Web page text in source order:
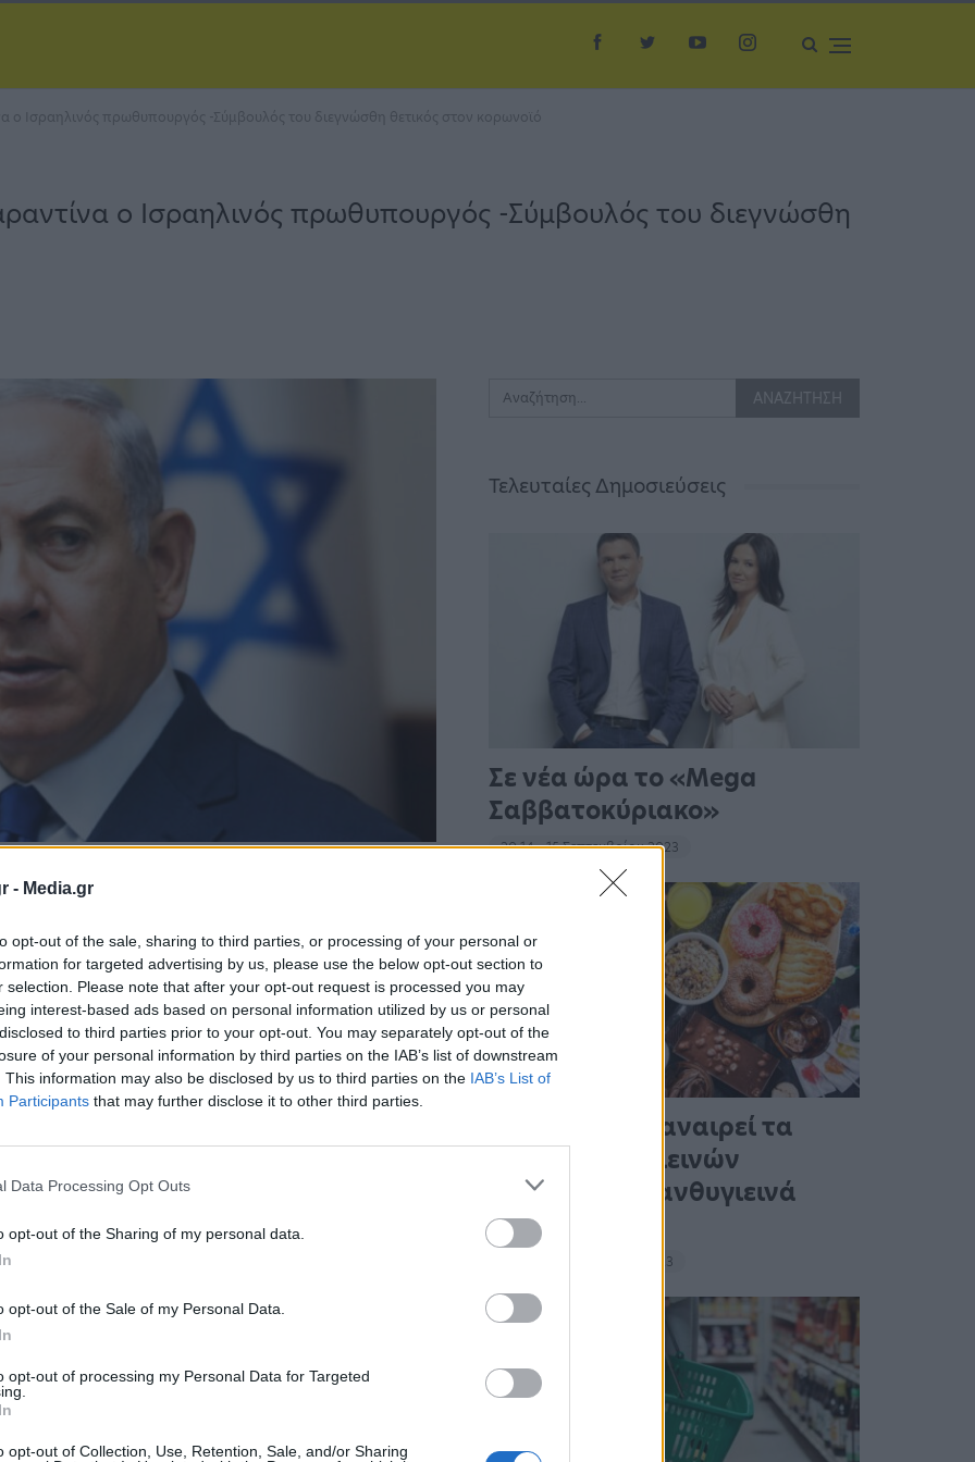
- Media.gr
opt-out of the sale, sharing to third parties, or processing of your personal or
for targeted advertising by us, please use the below opt-out section to
selection. Please note that after your opt-out request is processed you may
interest-based ads based on personal information utilized by us or personal
to third parties prior to your opt-out. You may separately opt-out of the
of your personal information by third parties on the IAB’s list of downstream
This information may also be disclosed by us to third parties on the IAB’s List of
Participants that may further disclose it to other third parties.
Data Processing Opt Outs
opt-out of the Sharing of my personal data.
opt-out of the Sale of my Personal Data.
opt-out of processing my Personal Data for Targeted
opt-out of Collection, Use, Retention, Sale, and/or Sharing
ο Ισραηλινός πρωθυπουργός -Σύμβουλός του διεγνώσθη θετικός στον κορωνοϊό
ο Ισραηλινός πρωθυπουργός -Σύμβουλός του διεγνώσθη
που διαγνώστηκε θετικός στον κορωνοϊό.
συμπτώματα, του συστήθηκε να
λόγους. Πηγές από το περιβάλλον του
αναμένεται να κάνει το τεστ για τον
που πραγματοποίησε στις 15 Μαρτίου είχε
Τελευταίες Δημοσιεύσεις
Σε νέα ώρα το «Mega
Σαββατοκύριακο»
20:14 - 15 Σεπτεμβρίου 2023
Ένας στους 4 αναιρεί τα
οφέλη των υγιεινών
γευμάτων με ανθυγιεινά
σνακ
18:11 - 15 Σεπτεμβρίου 2023